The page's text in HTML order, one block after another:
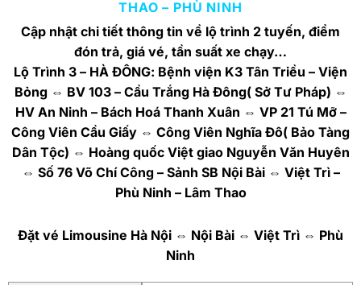
THAO – PHÙ NINH
Cập nhật chi tiết thông tin về lộ trình 2 tuyến, điểm
đón trả, giá vé, tần suất xe chạy…
Lộ Trình 3 – HÀ ĐÔNG: Bệnh viện K3 Tân Triều – Viện
Bỏng ⇔ BV 103 – Cầu Trắng Hà Đông( Sở Tư Pháp) ⇔
HV An Ninh – Bách Hoá Thanh Xuân ⇔ VP 21 Tú Mỡ –
Công Viên Cầu Giấy ⇔ Công Viên Nghĩa Đô( Bảo Tàng
Dân Tộc) ⇔ Hoàng quốc Việt giao Nguyễn Văn Huyên
⇔ Số 76 Võ Chí Công – Sảnh SB Nội Bài ⇔ Việt Trì –
Phù Ninh – Lâm Thao
Đặt vé Limousine Hà Nội ⇔ Nội Bài ⇔ Việt Trì ⇔ Phù
Ninh